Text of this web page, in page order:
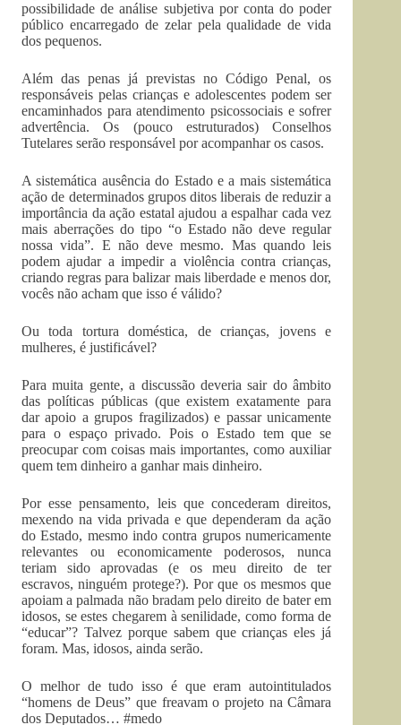
possibilidade de análise subjetiva por conta do poder
público encarregado de zelar pela qualidade de vida
dos pequenos.
Além das penas já previstas no Código Penal, os
responsáveis pelas crianças e adolescentes podem ser
encaminhados para atendimento psicossociais e sofrer
advertência. Os (pouco estruturados) Conselhos
Tutelares serão responsável por acompanhar os casos.
A sistemática ausência do Estado e a mais sistemática
ação de determinados grupos ditos liberais de reduzir a
importância da ação estatal ajudou a espalhar cada vez
mais aberrações do tipo “o Estado não deve regular
nossa vida”. E não deve mesmo. Mas quando leis
podem ajudar a impedir a violência contra crianças,
criando regras para balizar mais liberdade e menos dor,
vocês não acham que isso é válido?
Ou toda tortura doméstica, de crianças, jovens e
mulheres, é justificável?
Para muita gente, a discussão deveria sair do âmbito
das políticas públicas (que existem exatamente para
dar apoio a grupos fragilizados) e passar unicamente
para o espaço privado. Pois o Estado tem que se
preocupar com coisas mais importantes, como auxiliar
quem tem dinheiro a ganhar mais dinheiro.
Por esse pensamento, leis que concederam direitos,
mexendo na vida privada e que dependeram da ação
do Estado, mesmo indo contra grupos numericamente
relevantes ou economicamente poderosos, nunca
teriam sido aprovadas (e os meu direito de ter
escravos, ninguém protege?). Por que os mesmos que
apoiam a palmada não bradam pelo direito de bater em
idosos, se estes chegarem à senilidade, como forma de
“educar”? Talvez porque sabem que crianças eles já
foram. Mas, idosos, ainda serão.
O melhor de tudo isso é que eram autointitulados
“homens de Deus” que freavam o projeto na Câmara
dos Deputados… #medo